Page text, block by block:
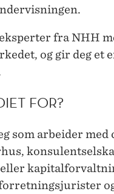
fra NHH
og gir deg et
FOR?
som arbeider med